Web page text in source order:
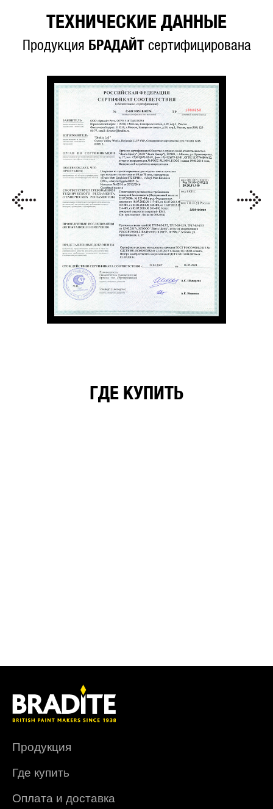
ТЕХНИЧЕСКИЕ ДАННЫЕ
Продукция БРАДАЙТсертифицирована
ГДЕ КУПИТЬ
Продукция
Где купить
Оплата и доставка